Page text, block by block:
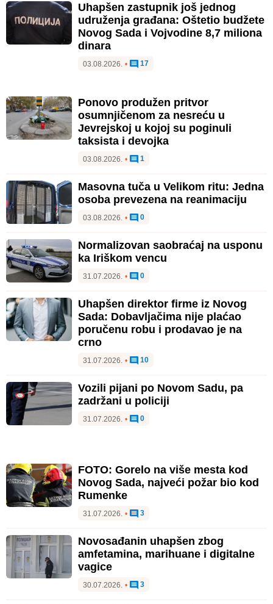
Uhapšen zastupnik još jednog
udruženja građana: Oštetio budžete
Novog Sada i Vojvodine 8,7 miliona
dinara
03.08.2026. • 17
Ponovo produžen pritvor
osumnjičenom za nesreću u
Jevrejskoj u kojoj su poginuli
taksista i devojka
03.08.2026. • 1
Masovna tuča u Velikom ritu: Jedna
osoba prevezena na reanimaciju
03.08.2026. • 0
Normalizovan saobraćaj na usponu
ka Iriškom vencu
31.07.2026. • 0
Uhapšen direktor firme iz Novog
Sada: Dobavljačima nije plaćao
poručenu robu i prodavao je na
crno
31.07.2026. • 10
Vozili pijani po Novom Sadu, pa
zadržani u policiji
31.07.2026. • 0
FOTO: Gorelo na više mesta kod
Novog Sada, najveći požar bio kod
Rumenke
31.07.2026. • 3
Novosađanin uhapšen zbog
amfetamina, marihuane i digitalne
vagice
30.07.2026. • 3